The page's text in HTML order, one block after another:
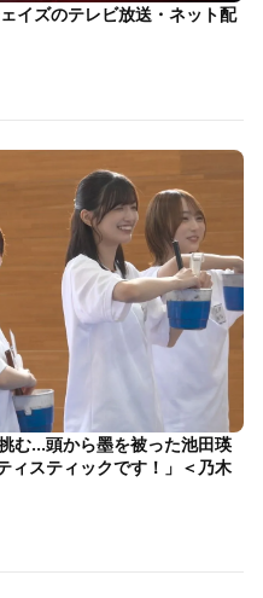
イズのテレビ放送・ネット配
む…頭から墨を被った池田瑛
ィスティックです！」＜乃木